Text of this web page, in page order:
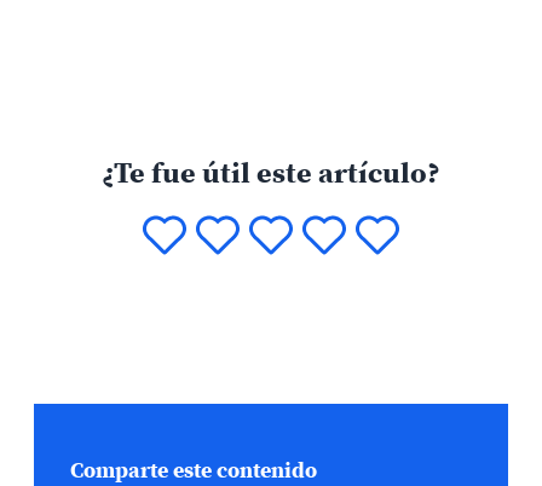
¿Te fue útil este artículo?
Comparte este contenido